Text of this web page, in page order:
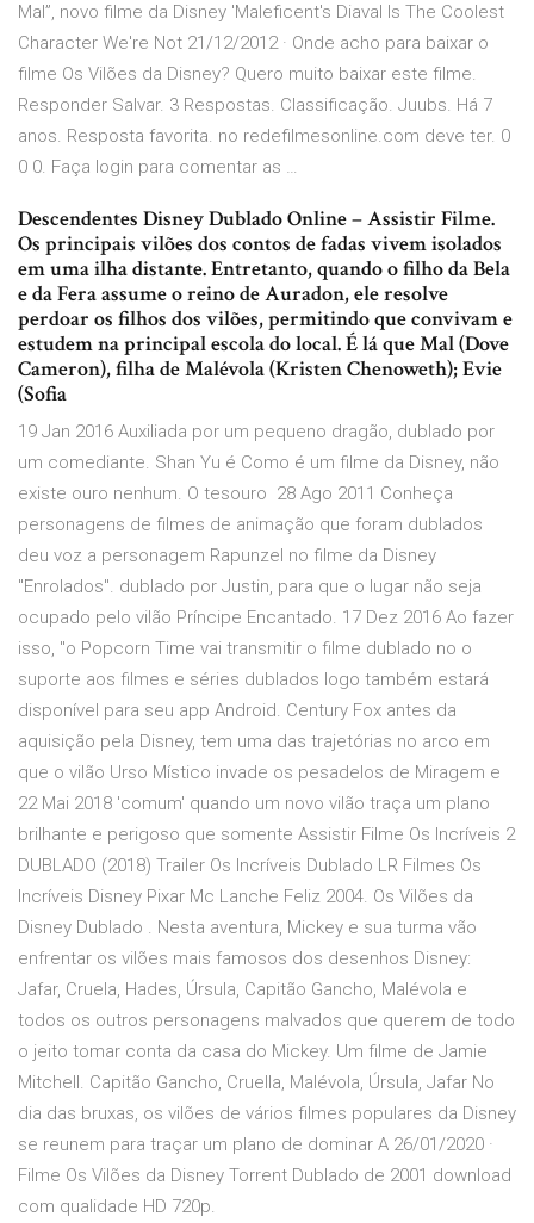
Mal”, novo filme da Disney 'Maleficent's Diaval Is The Coolest
Character We're Not 21/12/2012 · Onde acho para baixar o
filme Os Vilões da Disney? Quero muito baixar este filme.
Responder Salvar. 3 Respostas. Classificação. Juubs. Há 7
anos. Resposta favorita. no redefilmesonline.com deve ter. 0
0 0. Faça login para comentar as …
Descendentes Disney Dublado Online – Assistir Filme.
Os principais vilões dos contos de fadas vivem isolados
em uma ilha distante. Entretanto, quando o filho da Bela
e da Fera assume o reino de Auradon, ele resolve
perdoar os filhos dos vilões, permitindo que convivam e
estudem na principal escola do local. É lá que Mal (Dove
Cameron), filha de Malévola (Kristen Chenoweth); Evie
(Sofia
19 Jan 2016 Auxiliada por um pequeno dragão, dublado por
um comediante. Shan Yu é Como é um filme da Disney, não
existe ouro nenhum. O tesouro 28 Ago 2011 Conheça
personagens de filmes de animação que foram dublados
deu voz a personagem Rapunzel no filme da Disney
"Enrolados". dublado por Justin, para que o lugar não seja
ocupado pelo vilão Príncipe Encantado. 17 Dez 2016 Ao fazer
isso, "o Popcorn Time vai transmitir o filme dublado no o
suporte aos filmes e séries dublados logo também estará
disponível para seu app Android. Century Fox antes da
aquisição pela Disney, tem uma das trajetórias no arco em
que o vilão Urso Místico invade os pesadelos de Miragem e
22 Mai 2018 'comum' quando um novo vilão traça um plano
brilhante e perigoso que somente Assistir Filme Os Incríveis 2
DUBLADO (2018) Trailer Os Incríveis Dublado LR Filmes Os
Incríveis Disney Pixar Mc Lanche Feliz 2004. Os Vilões da
Disney Dublado . Nesta aventura, Mickey e sua turma vão
enfrentar os vilões mais famosos dos desenhos Disney:
Jafar, Cruela, Hades, Úrsula, Capitão Gancho, Malévola e
todos os outros personagens malvados que querem de todo
o jeito tomar conta da casa do Mickey. Um filme de Jamie
Mitchell. Capitão Gancho, Cruella, Malévola, Úrsula, Jafar No
dia das bruxas, os vilões de vários filmes populares da Disney
se reunem para traçar um plano de dominar A 26/01/2020 ·
Filme Os Vilões da Disney Torrent Dublado de 2001 download
com qualidade HD 720p.